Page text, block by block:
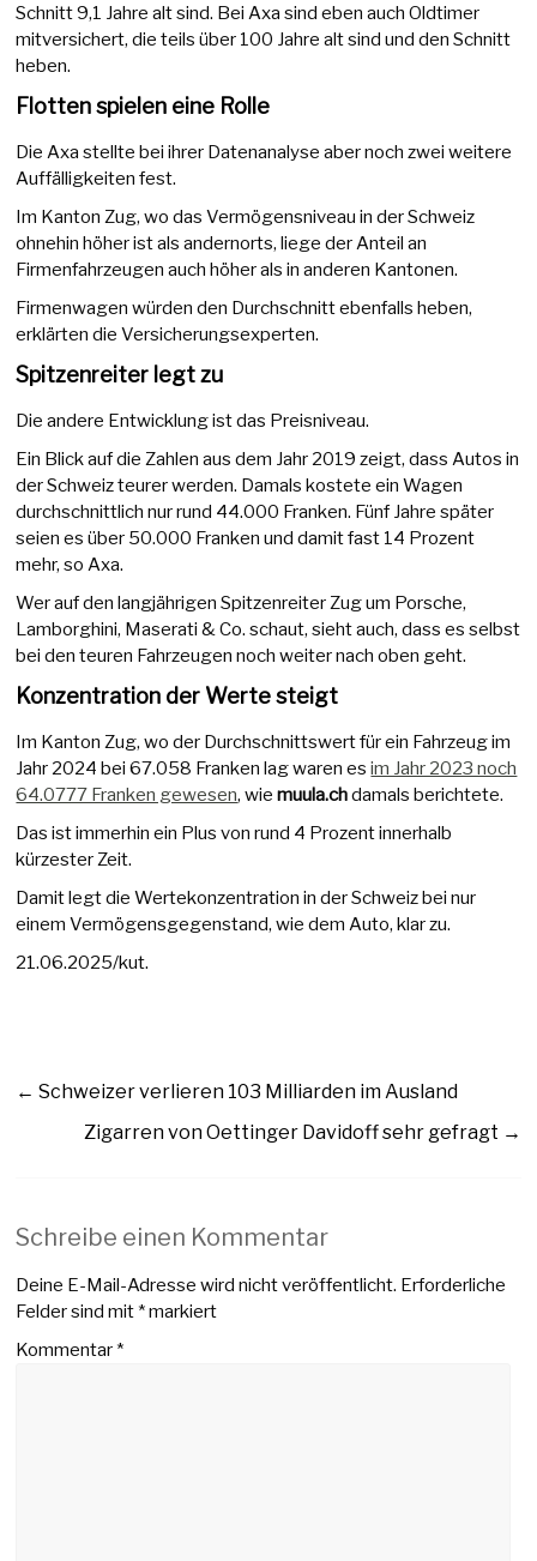
Schnitt 9,1 Jahre alt sind. Bei Axa sind eben auch Oldtimer
mitversichert, die teils über 100 Jahre alt sind und den Schnitt
heben.
Flotten spielen eine Rolle
Die Axa stellte bei ihrer Datenanalyse aber noch zwei weitere
Auffälligkeiten fest.
Im Kanton Zug, wo das Vermögensniveau in der Schweiz
ohnehin höher ist als andernorts, liege der Anteil an
Firmenfahrzeugen auch höher als in anderen Kantonen.
Firmenwagen würden den Durchschnitt ebenfalls heben,
erklärten die Versicherungsexperten.
Spitzenreiter legt zu
Die andere Entwicklung ist das Preisniveau.
Ein Blick auf die Zahlen aus dem Jahr 2019 zeigt, dass Autos in
der Schweiz teurer werden. Damals kostete ein Wagen
durchschnittlich nur rund 44.000 Franken. Fünf Jahre später
seien es über 50.000 Franken und damit fast 14 Prozent
mehr, so Axa.
Wer auf den langjährigen Spitzenreiter Zug um Porsche,
Lamborghini, Maserati & Co. schaut, sieht auch, dass es selbst
bei den teuren Fahrzeugen noch weiter nach oben geht.
Konzentration der Werte steigt
Im Kanton Zug, wo der Durchschnittswert für ein Fahrzeug im
Jahr 2024 bei 67.058 Franken lag waren esim Jahr 2023 noch
64.0777 Franken gewesen, wiemuula.chdamals berichtete.
Das ist immerhin ein Plus von rund 4 Prozent innerhalb
kürzester Zeit.
Damit legt die Wertekonzentration in der Schweiz bei nur
einem Vermögensgegenstand, wie dem Auto, klar zu.
21.06.2025/kut.
← Schweizer verlieren 103 Milliarden im Ausland
Zigarren von Oettinger Davidoff sehr gefragt →
Schreibe einen Kommentar
Deine E-Mail-Adresse wird nicht veröffentlicht. Erforderliche
Felder sind mit*markiert
Kommentar*